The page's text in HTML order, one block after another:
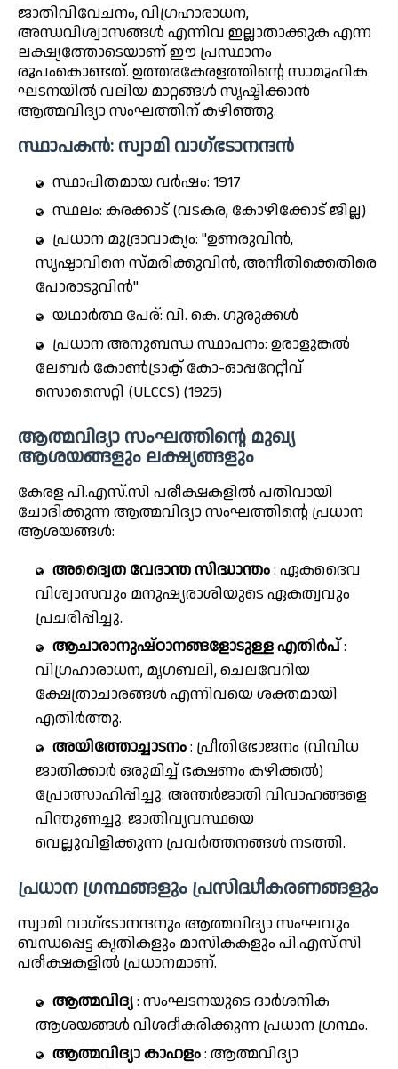
ജാതിവിവേചനം, വിഗ്രഹാരാധന,
അന്ധവിശ്വാസങ്ങൾ എന്നിവ ഇല്ലാതാക്കുക എന്ന
ലക്ഷ്യത്തോടെയാണ് ഈ പ്രസ്ഥാനം
രൂപംകൊണ്ടത്. ഉത്തരകേരളത്തിന്റെ സാമൂഹിക
ഘടനയിൽ വലിയ മാറ്റങ്ങൾ സൃഷ്ടിക്കാൻ
ആത്മവിദ്യാ സംഘത്തിന് കഴിഞ്ഞു.
സ്ഥാപകൻ: സ്വാമി വാഗ്ഭടാനന്ദൻ
സ്ഥാപിതമായ വർഷം: 1917
സ്ഥലം: കരക്കാട് (വടകര, കോഴിക്കോട് ജില്ല)
പ്രധാന മുദ്രാവാക്യം: "ഉണരുവിൻ,
സൃഷ്ടാവിനെ സ്മരിക്കുവിൻ, അനീതിക്കെതിരെ
പോരാടുവിൻ"
യഥാർത്ഥ പേര്: വി. കെ. ഗുരുക്കൾ
പ്രധാന അനുബന്ധ സ്ഥാപനം: ഉരാളുങ്കൽ
ലേബർ കോൺട്രാക്ട് കോ-ഓപ്പറേറ്റീവ്
സൊസൈറ്റി (ULCCS) (1925)
ആത്മവിദ്യാ സംഘത്തിന്റെ മുഖ്യ
ആശയങ്ങളും ലക്ഷ്യങ്ങളും
കേരള പി.എസ്.സി പരീക്ഷകളിൽ പതിവായി
ചോദിക്കുന്ന ആത്മവിദ്യാ സംഘത്തിന്റെ പ്രധാന
ആശയങ്ങൾ:
അദ്വൈത വേദാന്ത സിദ്ധാന്തം: ഏകദൈവ
വിശ്വാസവും മനുഷ്യരാശിയുടെ ഏകത്വവും
പ്രചരിപ്പിച്ചു.
ആചാരാനുഷ്ഠാനങ്ങളോടുള്ള എതിർപ്:
വിഗ്രഹാരാധന, മൃഗബലി, ചെലവേറിയ
ക്ഷേത്രാചാരങ്ങൾ എന്നിവയെ ശക്തമായി
എതിർത്തു.
അയിത്തോച്ചാടനം: പ്രീതിഭോജനം (വിവിധ
ജാതിക്കാർ ഒരുമിച്ച് ഭക്ഷണം കഴിക്കൽ)
പ്രോത്സാഹിപ്പിച്ചു. അന്തർജാതി വിവാഹങ്ങളെ
പിന്തുണച്ചു. ജാതിവ്യവസ്ഥയെ
വെല്ലുവിളിക്കുന്ന പ്രവർത്തനങ്ങൾ നടത്തി.
പ്രധാന ഗ്രന്ഥങ്ങളും പ്രസിദ്ധീകരണങ്ങളും
സ്വാമി വാഗ്ഭടാനന്ദനും ആത്മവിദ്യാ സംഘവും
ബന്ധപ്പെട്ട കൃതികളും മാസികകളും പി.എസ്.സി
പരീക്ഷകളിൽ പ്രധാനമാണ്.
ആത്മവിദ്യ: സംഘടനയുടെ ദാർശനിക
ആശയങ്ങൾ വിശദീകരിക്കുന്ന പ്രധാന ഗ്രന്ഥം.
ആത്മവിദ്യാ കാഹളം: ആത്മവിദ്യാ